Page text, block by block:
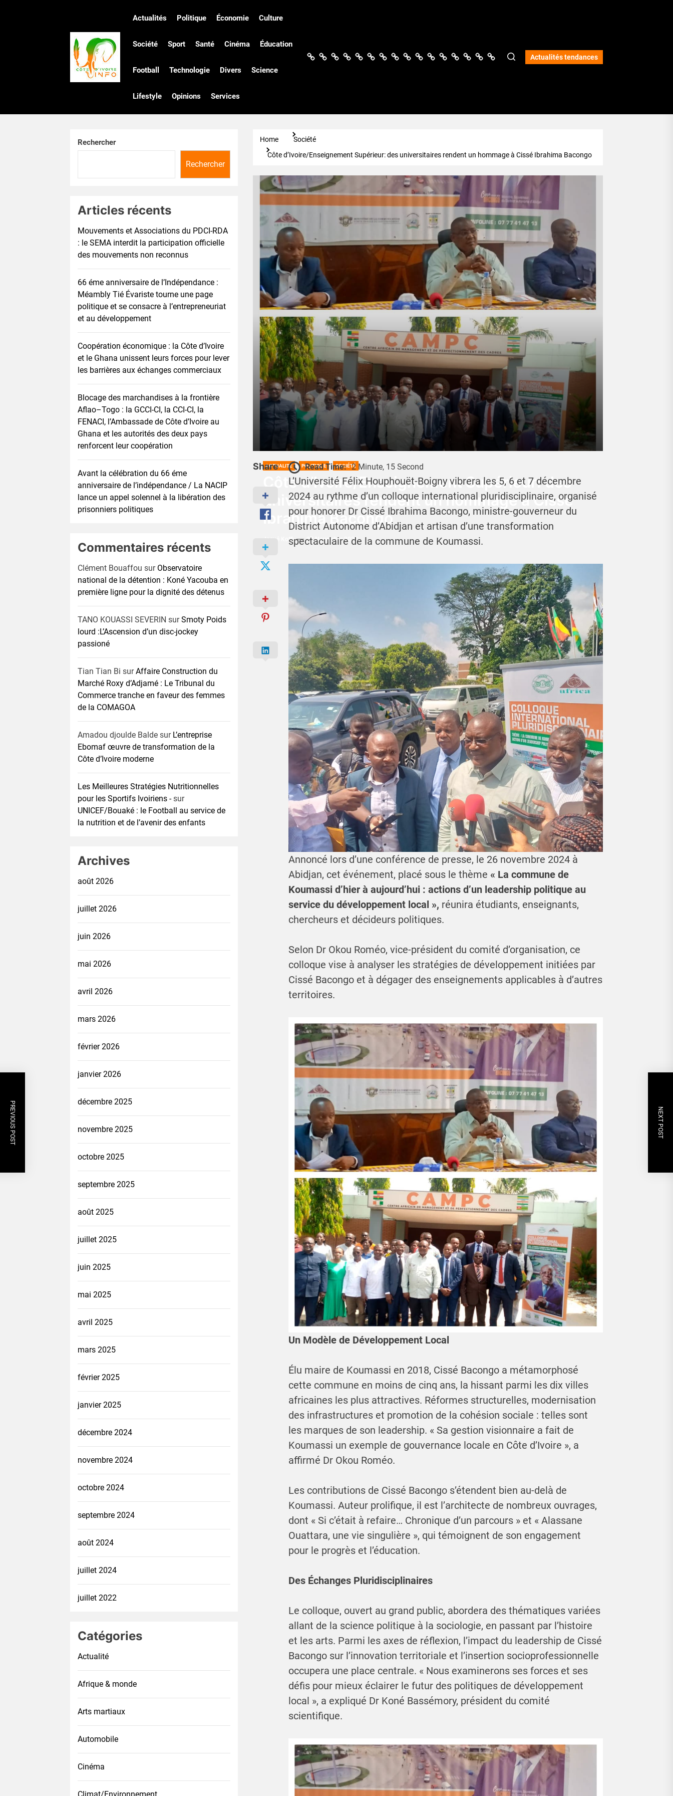
Côte
d'Ivoire
Infos
Actualités Politique Économie Culture
Société Sport Santé Cinéma Éducation
Football Technologie Divers Science
Lifestyle Opinions Services
Actualités
Politique
Économie
CultureSociété
SportSantéCinémaÉducation
Football
Technologie
DiversScience
Lifestyle
OpinionsServices Actualités tendances
Home
Société
Côte d’Ivoire/Enseignement Supérieur: des universitaires rendent un hommage à Cissé Ibrahima Bacongo
ACTUALITÉ POLITIQUE SOCIÉTÉ
Côte d’Ivoire/Enseignement Supérieur: des
universitaires rendent un hommage à Cissé
Ibrahima Bacongo
Josué Koffi 27 Novembre 2024
Share Read Time: 2 Minute, 15 Second
L’Université Félix Houphouët-Boigny vibrera les 5, 6 et 7 décembre
2024 au rythme d’un colloque international pluridisciplinaire, organisé
pour honorer Dr Cissé Ibrahima Bacongo, ministre-gouverneur du
District Autonome d’Abidjan et artisan d’une transformation
spectaculaire de la commune de Koumassi.
Annoncé lors d’une conférence de presse, le 26 novembre 2024 à
Abidjan, cet événement, placé sous le thème « La commune de
Koumassi d’hier à aujourd’hui : actions d’un leadership politique au
service du développement local », réunira étudiants, enseignants,
chercheurs et décideurs politiques.
Selon Dr Okou Roméo, vice-président du comité d’organisation, ce
colloque vise à analyser les stratégies de développement initiées par
Cissé Bacongo et à dégager des enseignements applicables à d’autres
territoires.
Un Modèle de Développement Local
Élu maire de Koumassi en 2018, Cissé Bacongo a métamorphosé
cette commune en moins de cinq ans, la hissant parmi les dix villes
africaines les plus attractives. Réformes structurelles, modernisation
des infrastructures et promotion de la cohésion sociale : telles sont
les marques de son leadership. « Sa gestion visionnaire a fait de
Koumassi un exemple de gouvernance locale en Côte d’Ivoire », a
affirmé Dr Okou Roméo.
Les contributions de Cissé Bacongo s’étendent bien au-delà de
Koumassi. Auteur prolifique, il est l’architecte de nombreux ouvrages,
dont « Si c’était à refaire… Chronique d’un parcours » et « Alassane
Ouattara, une vie singulière », qui témoignent de son engagement
pour le progrès et l’éducation.
Des Échanges Pluridisciplinaires
Le colloque, ouvert au grand public, abordera des thématiques variées
allant de la science politique à la sociologie, en passant par l’histoire
et les arts. Parmi les axes de réflexion, l’impact du leadership de Cissé
Bacongo sur l’innovation territoriale et l’insertion socioprofessionnelle
occupera une place centrale. « Nous examinerons ses forces et ses
défis pour mieux éclairer le futur des politiques de développement
local », a expliqué Dr Koné Bassémory, président du comité
scientifique.
PREVIOUS POST NEXT POST
Rechercher
Rechercher
Articles récents
Mouvements et Associations du PDCI-RDA
: le SEMA interdit la participation officielle
des mouvements non reconnus
66 éme anniversaire de l’Indépendance :
Méambly Tié Évariste tourne une page
politique et se consacre à l’entrepreneuriat
et au développement
Coopération économique : la Côte d’Ivoire
et le Ghana unissent leurs forces pour lever
les barrières aux échanges commerciaux
Blocage des marchandises à la frontière
Aflao–Togo : la GCCI-CI, la CCI-CI, la
FENACI, l’Ambassade de Côte d’Ivoire au
Ghana et les autorités des deux pays
renforcent leur coopération
Avant la célébration du 66 éme
anniversaire de l’indépendance / La NACIP
lance un appel solennel à la libération des
prisonniers politiques
Commentaires récents
Clément Bouaffou sur Observatoire
national de la détention : Koné Yacouba en
première ligne pour la dignité des détenus
TANO KOUASSI SEVERIN surSmoty Poids
lourd :L’Ascension d’un disc-jockey
passioné
Tian Tian Bi surAffaire Construction du
Marché Roxy d’Adjamé : Le Tribunal du
Commerce tranche en faveur des femmes
de la COMAGOA
Amadou djoulde Balde sur L’entreprise
Ebomaf œuvre de transformation de la
Côte d’Ivoire moderne
Les Meilleures Stratégies Nutritionnelles
pour les Sportifs Ivoiriens -sur
UNICEF/Bouaké : le Football au service de
la nutrition et de l’avenir des enfants
Archives
août 2026
juillet 2026
juin 2026
mai 2026
avril 2026
mars 2026
février 2026
janvier 2026
décembre 2025
novembre 2025
octobre 2025
septembre 2025
août 2025
juillet 2025
juin 2025
mai 2025
avril 2025
mars 2025
février 2025
janvier 2025
décembre 2024
novembre 2024
octobre 2024
septembre 2024
août 2024
juillet 2024
juillet 2022
Catégories
Actualité
Afrique & monde
Arts martiaux
Automobile
Cinéma